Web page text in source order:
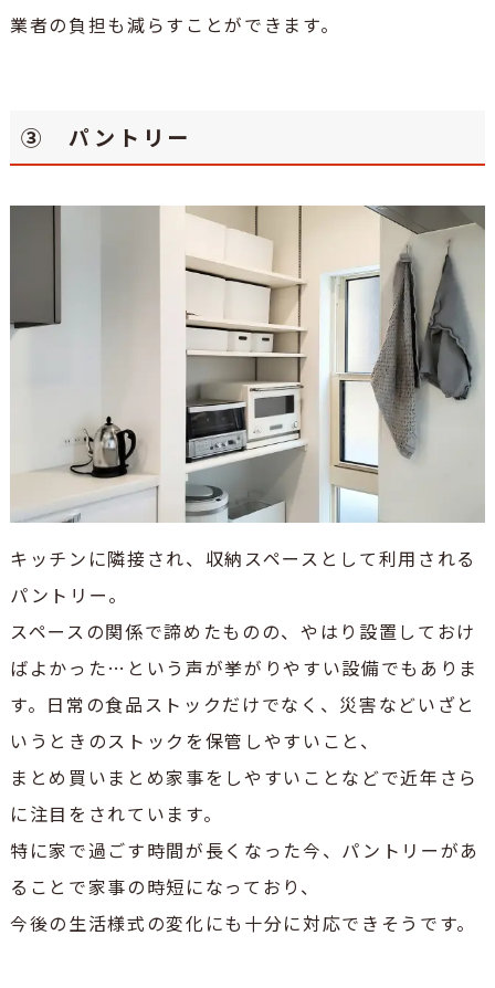
業者の負担も減らすことができます。
③ パントリー
キッチンに隣接され、収納スペースとして利用される
パントリー。
スペースの関係で諦めたものの、やはり設置しておけ
ばよかった…という声が挙がりやすい設備でもありま
す。 日常の食品ストックだけでなく、災害などいざと
いうときのストックを保管しやすいこと、
まとめ買いまとめ家事をしやすいことなどで近年さら
に注目をされています。
特に家で過ごす時間が長くなった今、パントリーがあ
ることで家事の時短になっており、
今後の生活様式の変化にも十分に対応できそうです。